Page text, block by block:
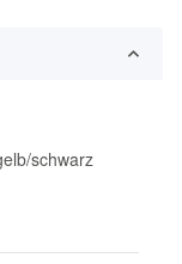
schwarz